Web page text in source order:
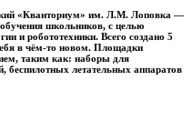
«Кванториум» им. Л.М. Лоповка —
обучения школьников, с целью
и робототехники. Всего создано 5
в чём-то новом. Площадки
таким как: наборы для
беспилотных летательных аппаратов